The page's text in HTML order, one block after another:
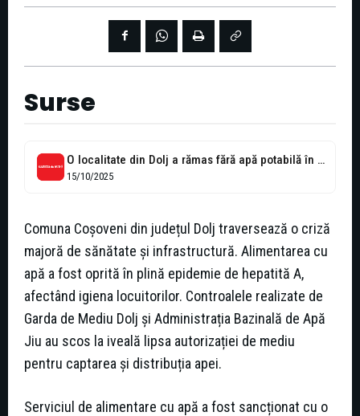
Surse
O localitate din Dolj a rămas fără apă potabilă în plină epidemie...
15/10/2025
Comuna Coșoveni din județul Dolj traversează o criză
majoră de sănătate și infrastructură. Alimentarea cu
apă a fost oprită în plină epidemie de hepatită A,
afectând igiena locuitorilor. Controalele realizate de
Garda de Mediu Dolj și Administrația Bazinală de Apă
Jiu au scos la iveală lipsa autorizației de mediu
pentru captarea și distribuția apei.
Serviciul de alimentare cu apă a fost sancționat cu o